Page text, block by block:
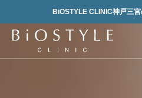
BiOSTYLE CLINIC神戸三